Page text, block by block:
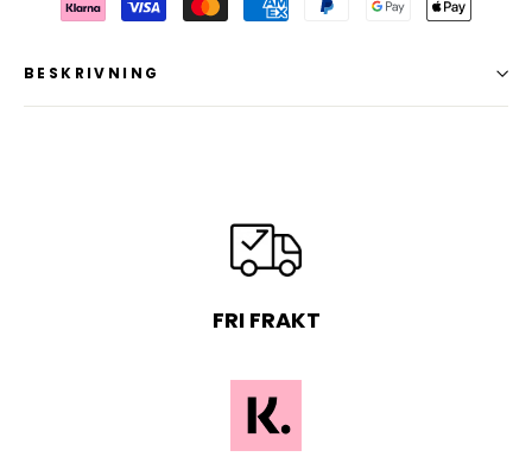
BESKRIVNING
FRI FRAKT